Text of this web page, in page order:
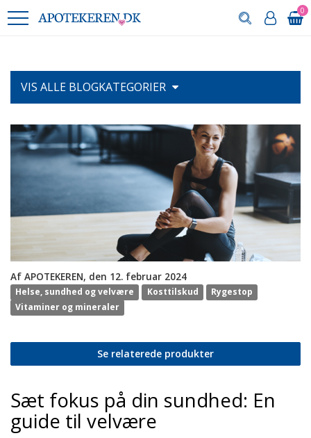
0
VIS ALLE BLOGKATEGORIER
Af APOTEKEREN, den 12. februar 2024
Helse, sundhed og velvære Kosttilskud
Rygestop
Vitaminer og mineraler
Se relaterede produkter
Sæt fokus på din sundhed: En
guide til velvære